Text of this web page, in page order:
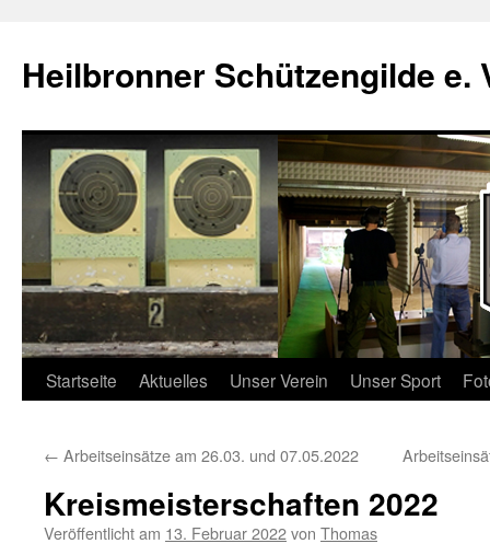
springen
Heilbronner Schützengilde e.
Startseite Aktuelles Unser Verein Unser Sport
← Arbeitseinsätze am 26.03. und 07.05.2022
Kreismeisterschaften 2022
Veröffentlicht am 13. Februar 2022von Thomas